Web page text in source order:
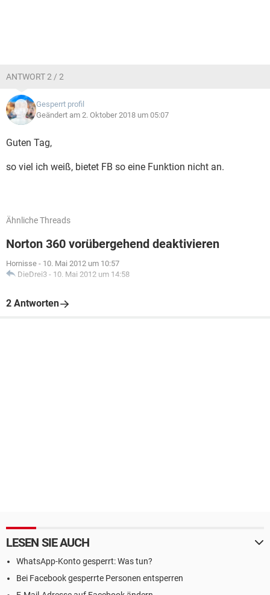
ANTWORT 2 / 2
Gesperrt profil
Geändert am 2. Oktober 2018 um 05:07
Guten Tag,
so viel ich weiß, bietet FB so eine Funktion nicht an.
Ähnliche Threads
Norton 360 vorübergehend deaktivieren
Hornisse - 10. Mai 2012 um 10:57
DieDrei3 - 10. Mai 2012 um 14:58
2 Antworten
LESEN SIE AUCH
WhatsApp-Konto gesperrt: Was tun?
Bei Facebook gesperrte Personen entsperren